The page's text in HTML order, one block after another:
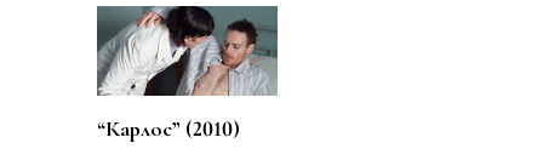
“Карлос” (2010)